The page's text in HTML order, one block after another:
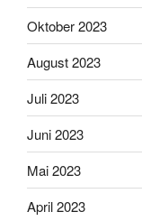
Oktober 2023
August 2023
Juli 2023
Juni 2023
Mai 2023
April 2023